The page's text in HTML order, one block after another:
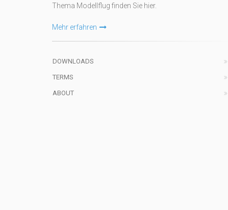
Thema Modellflug finden Sie hier.
Mehr erfahren
DOWNLOADS
TERMS
ABOUT